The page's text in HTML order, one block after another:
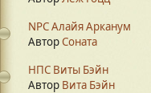
NPC Алайя Арканум
АвторСоната
НПС Виты Бэйн
Автор Вита Бэйн